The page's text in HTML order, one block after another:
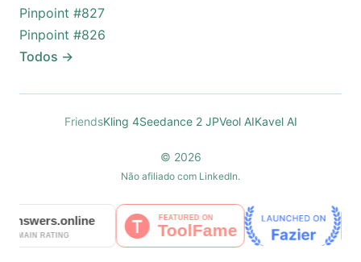
Pinpoint #827
Pinpoint #826
Todos →
FriendsKling 4Seedance 2 JPVeol AIKavel AI
© 2026
Não afiliado com LinkedIn.